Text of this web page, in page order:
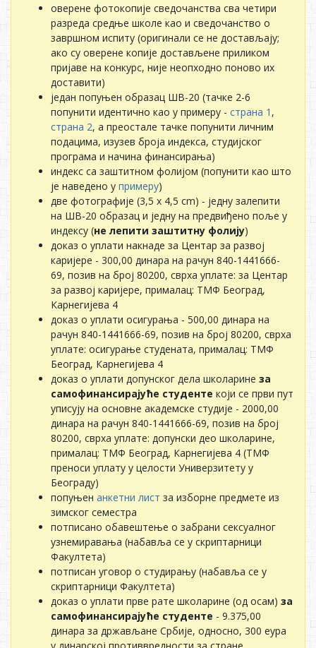
оверене фотокопије сведочанства сва четири
разреда средње школе као и сведочанство о
завршном испиту (оригинали се не достављају;
ако су оверене копије достављене приликом
пријаве на конкурс, није неопходно поново их
доставити)
један попуњен образац ШВ-20 (тачке 2-6
попунити идентично као у примеру - страна 1 ,
страна 2, а преостале тачке попунити личним
подацима, изузев броја индекса, студијског
програма и начина финансирања)
индекс са заштитном фолијом (попунити као што
је наведено у примеру)
две фотографије (3,5 x 4,5 cm) - једну залепити
на ШВ-20 образац и једну на предвиђено поље у
индексу (не лепити заштитну фолију)
доказ о уплати накнаде за Центар за развој
каријере - 300,00 динара на рачун 840-1441666-
69, позив на број 80200, сврха уплате: за Центар
за развој каријере, прималац: ТМФ Београд,
Карнегијева 4
доказ о уплати осигурања - 500,00 динара на
рачун 840-1441666-69, позив на број 80200, сврха
уплате: осигурање студената, прималац: ТМФ
Београд, Карнегијева 4
доказ о уплати допунског дела школарине за
самофинансирајуће студенте који се први пут
уписују на основне академске студије - 2000,00
динара на рачун 840-1441666-69, позив на број
80200, сврха уплате: допунски део школарине,
прималац: ТМФ Београд, Карнегијева 4 (ТМФ
преноси уплату у целости Универзитету у
Београду)
попуњен анкетни лист за изборне предмете из
зимског семестра
потписано обавештење о забрани сексуалног
узнемиравања (набавља се у скриптарници
Факултета)
потписан уговор о студирању (набавља се у
скриптарници Факултета)
доказ о уплати прве рате школарине (од осам) за
самофинансирајуће студенте - 9.375,00
динара за држављане Србије, односно, 300 еура
у динарској противвредности за стране